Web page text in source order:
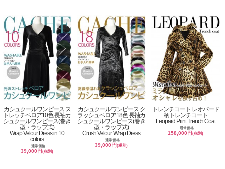
カシュクールワンピース ス
トレッチベロア10色 長袖カ
シュクールワンピース(巻き
型・ラップ式)
Wrap Velour Dress in 10
colors
通常価格
39,000円(税別)
カシュクールワンピース ク
ラッシュベロア18色 長袖カ
シュクールワンピース(巻き
型・ラップ式)
Crush Velour Wrap Dress
通常価格
39,000円(税別)
トレンチコート レオパード
柄トレンチコート
Leopard Print Trench Coat
通常価格
158,000円(税別)